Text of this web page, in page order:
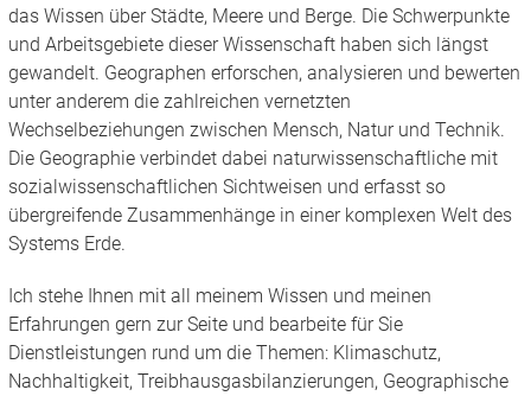
das Wissen über Städte, Meere und Berge. Die Schwerpunkte
und Arbeitsgebiete dieser Wissenschaft haben sich längst
gewandelt. Geographen erforschen, analysieren und bewerten
unter anderem die zahlreichen vernetzten
Wechselbeziehungen zwischen Mensch, Natur und Technik.
Die Geographie verbindet dabei naturwissenschaftliche mit
sozialwissenschaftlichen Sichtweisen und erfasst so
übergreifende Zusammenhänge in einer komplexen Welt des
Systems Erde.
Ich stehe Ihnen mit all meinem Wissen und meinen
Erfahrungen gern zur Seite und bearbeite für Sie
Dienstleistungen rund um die Themen: Klimaschutz,
Nachhaltigkeit, Treibhausgasbilanzierungen, Geographische